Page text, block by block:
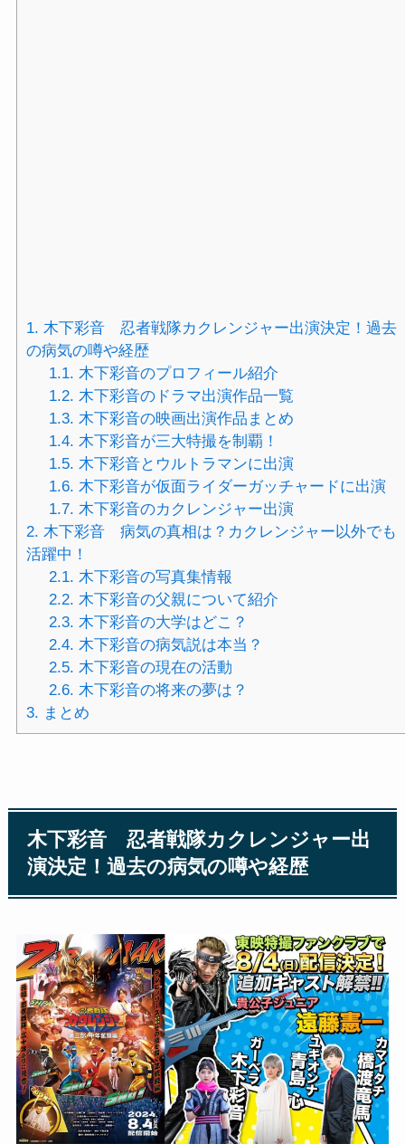
1. 木下彩音 忍者戦隊カクレンジャー出演決定！過去
の病気の噂や経歴
1.1. 木下彩音のプロフィール紹介
1.2. 木下彩音のドラマ出演作品一覧
1.3. 木下彩音の映画出演作品まとめ
1.4. 木下彩音が三大特撮を制覇！
1.5. 木下彩音とウルトラマンに出演
1.6. 木下彩音が仮面ライダーガッチャードに出演
1.7. 木下彩音のカクレンジャー出演
2. 木下彩音 病気の真相は？カクレンジャー以外でも
活躍中！
2.1. 木下彩音の写真集情報
2.2. 木下彩音の父親について紹介
2.3. 木下彩音の大学はどこ？
2.4. 木下彩音の病気説は本当？
2.5. 木下彩音の現在の活動
2.6. 木下彩音の将来の夢は？
3. まとめ
木下彩音 忍者戦隊カクレンジャー出
演決定！過去の病気の噂や経歴